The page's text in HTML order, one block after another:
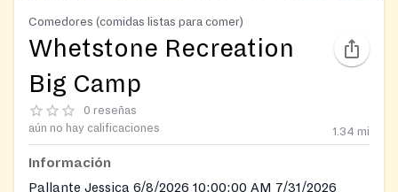
Comedores (comidas listas para comer)
Whetstone Recreation
Big Camp
0 reseñas
aún no hay calificaciones
1.34 mi
Información
Pallante Jessica 6/8/2026 10:00:00 AM 7/31/2026